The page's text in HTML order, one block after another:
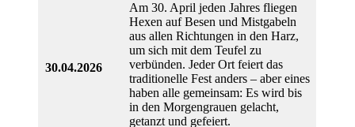
30.04.2026
Am 30. April jeden Jahres fliegen
Hexen auf Besen und Mistgabeln
aus allen Richtungen in den Harz,
um sich mit dem Teufel zu
verbünden. Jeder Ort feiert das
traditionelle Fest anders – aber eines
haben alle gemeinsam: Es wird bis
in den Morgengrauen gelacht,
getanzt und gefeiert.